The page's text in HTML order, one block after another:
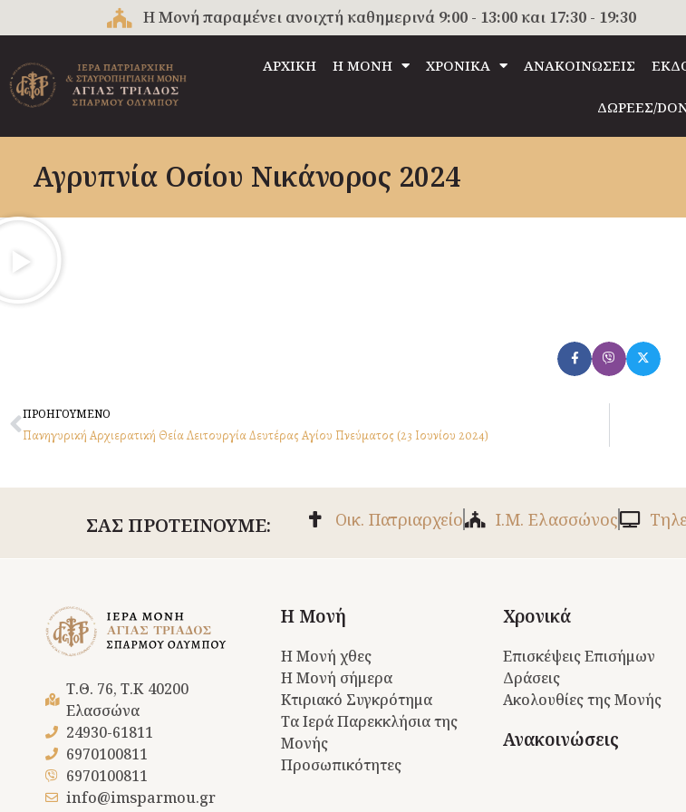
στο
Η Μονή παραμένει ανοιχτή καθημερινά 9:00 - 13:00 και 17:30 - 19:30
ΑΡΧΙΚΗ Η ΜΟΝΗ ΧΡΟΝΙΚΑ ΑΝΑΚΟΙΝΩΣΕΙΣ
ΔΩΡΕΕΣ/
Αγρυπνία Οσίου Νικάνορος 2024
Prev
ΠΡΟΗΓΟΥΜΕΝΟ
Πα­νη­γυ­ρι­κή Αρχιερατική Θεία Λειτουργία Δευτέρας Αγίου Πνεύματος (23 Ιουνίου 2024)
ΣΑΣ ΠΡΟΤΕΙΝΟΥΜΕ: Οικ. Πατριαρχείο Ι.Μ. Ελασσώνος
Τ.Θ. 76, Τ.Κ 40200
Ελασσώνα
24930-61811
6970100811
6970100811
info@imsparmou.gr
Η Μονή
Η Μονή χθες
Η Μονή σήμερα
Κτιριακό Συγκρότημα
Τα Ιερά Παρεκκλήσια της
Μονής
Προσωπικότητες
Χρονικά
Επισκέψεις Επισήμων
Δράσεις
Ακολουθίες της Μονής
Ανακοινώσεις